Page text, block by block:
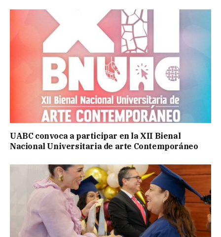
UABC convoca a participar en la XII Bienal
Nacional Universitaria de arte Contemporáneo